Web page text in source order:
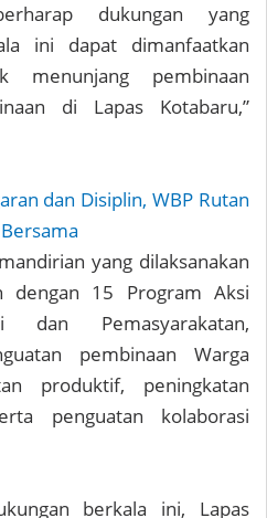
dukungan yang
ini dapat dimanfaatkan
menunjang pembinaan
di Lapas Kotabaru,”
dan Disiplin, WBP Rutan
yang dilaksanakan
dengan 15 Program Aksi
dan Pemasyarakatan,
pembinaan Warga
produktif, peningkatan
penguatan kolaborasi
berkala ini, Lapas